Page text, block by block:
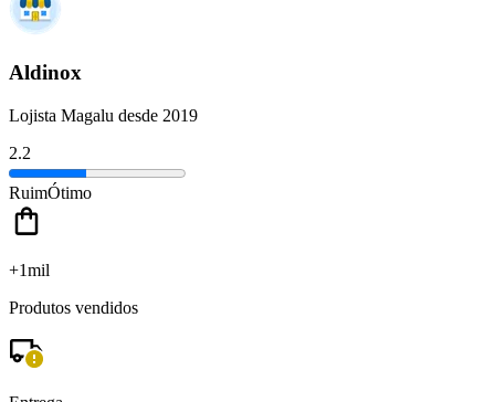
Aldinox
Lojista Magalu desde 2019
2.2
RuimÓtimo
+1mil
Produtos vendidos